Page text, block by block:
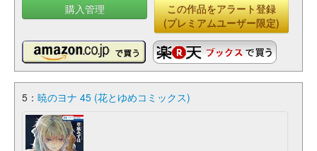
購入管理
この作品をアラート登録
(プレミアムユーザー限定)
5： 暁のヨナ 45 (花とゆめコミックス)